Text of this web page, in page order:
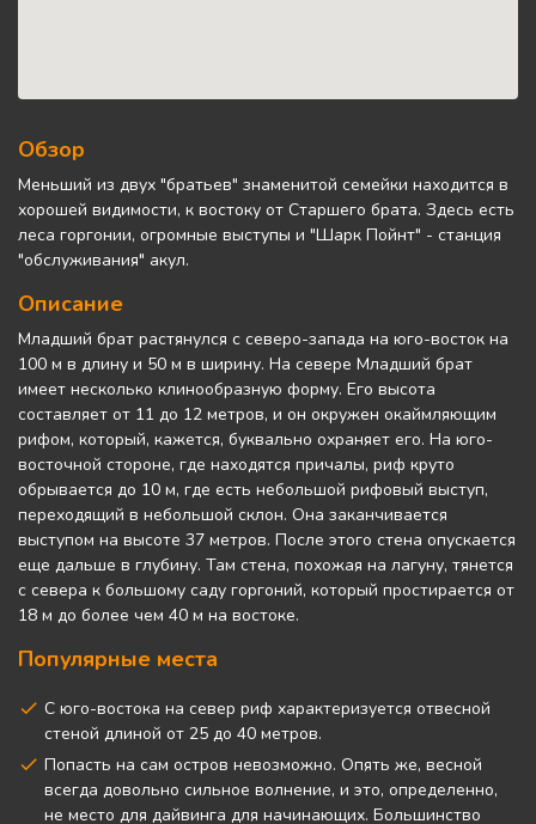
Обзор
Меньший из двух "братьев" знаменитой семейки находится в
хорошей видимости, к востоку от Старшего брата. Здесь есть
леса горгонии, огромные выступы и "Шарк Пойнт" - станция
"обслуживания" акул.
Описание
Младший брат растянулся с северо-запада на юго-восток на
100 м в длину и 50 м в ширину. На севере Младший брат
имеет несколько клинообразную форму. Его высота
составляет от 11 до 12 метров, и он окружен окаймляющим
рифом, который, кажется, буквально охраняет его. На юго-
восточной стороне, где находятся причалы, риф круто
обрывается до 10 м, где есть небольшой рифовый выступ,
переходящий в небольшой склон. Она заканчивается
выступом на высоте 37 метров. После этого стена опускается
еще дальше в глубину. Там стена, похожая на лагуну, тянется
с севера к большому саду горгоний, который простирается от
18 м до более чем 40 м на востоке.
Популярные места
С юго-востока на север риф характеризуется отвесной
стеной длиной от 25 до 40 метров.
Попасть на сам остров невозможно. Опять же, весной
всегда довольно сильное волнение, и это, определенно,
не место для дайвинга для начинающих. Большинство